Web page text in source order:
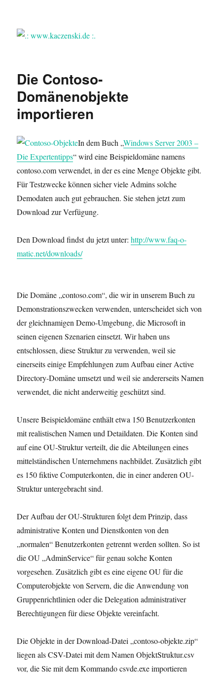
.: www.kaczenski.de :.
Die Contoso-
Domänenobjekte
importieren
In dem Buch „Windows Server 2003 –
Die Expertentipps“ wird eine Beispieldomäne namens
contoso.com verwendet, in der es eine Menge Objekte gibt.
Für Testzwecke können sicher viele Admins solche
Demodaten auch gut gebrauchen. Sie stehen jetzt zum
Download zur Verfügung.
Den Download findst du jetzt unter:http://www.faq-o-
matic.net/downloads/
Die Domäne „contoso.com“, die wir in unserem Buch zu
Demonstrationszwecken verwenden, unterscheidet sich von
der gleichnamigen Demo-Umgebung, die Microsoft in
seinen eigenen Szenarien einsetzt. Wir haben uns
entschlossen, diese Struktur zu verwenden, weil sie
einerseits einige Empfehlungen zum Aufbau einer Active
Directory-Domäne umsetzt und weil sie andererseits Namen
verwendet, die nicht anderweitig geschützt sind.
Unsere Beispieldomäne enthält etwa 150 Benutzerkonten
mit realistischen Namen und Detaildaten. Die Konten sind
auf eine OU-Struktur verteilt, die die Abteilungen eines
mittelständischen Unternehmens nachbildet. Zusätzlich gibt
es 150 fiktive Computerkonten, die in einer anderen OU-
Struktur untergebracht sind.
Der Aufbau der OU-Strukturen folgt dem Prinzip, dass
administrative Konten und Dienstkonten von den
„normalen“ Benutzerkonten getrennt werden sollten. So ist
die OU „AdminService“ für genau solche Konten
vorgesehen. Zusätzlich gibt es eine eigene OU für die
Computerobjekte von Servern, die die Anwendung von
Gruppenrichtlinien oder die Delegation administrativer
Berechtigungen für diese Objekte vereinfacht.
Die Objekte in der Download-Datei „contoso-objekte.zip“
liegen als CSV-Datei mit dem Namen ObjektStruktur.csv
vor, die Sie mit dem Kommando csvde.exe importieren